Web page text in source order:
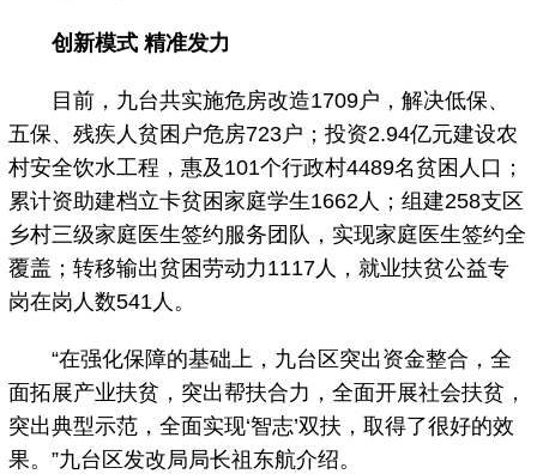
创新模式 精准发力
目前，九台共实施危房改造1709户，解决低保、
五保、残疾人贫困户危房723户；投资2.94亿元建设农
村安全饮水工程，惠及101个行政村4489名贫困人口；
累计资助建档立卡贫困家庭学生1662人；组建258支区
乡村三级家庭医生签约服务团队，实现家庭医生签约全
覆盖；转移输出贫困劳动力1117人，就业扶贫公益专
岗在岗人数541人。
“在强化保障的基础上，九台区突出资金整合，全
面拓展产业扶贫，突出帮扶合力，全面开展社会扶贫，
突出典型示范，全面实现‘智志’双扶，取得了很好的效
果。”九台区发改局局长祖东航介绍。